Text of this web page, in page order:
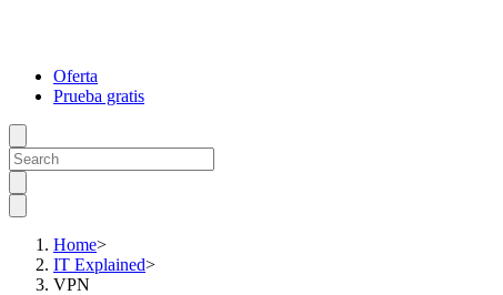
Oferta
Prueba gratis
Home>
IT Explained>
VPN